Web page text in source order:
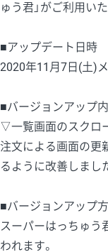
ゅう君」がご利用い
■アップデート日時
2020年11月7日(土)
■バージョンアップ
▽一覧画面のスクロ
注文による画面の更
るように改善しまし
■バージョンアップ
スーパーはっちゅう
われます。